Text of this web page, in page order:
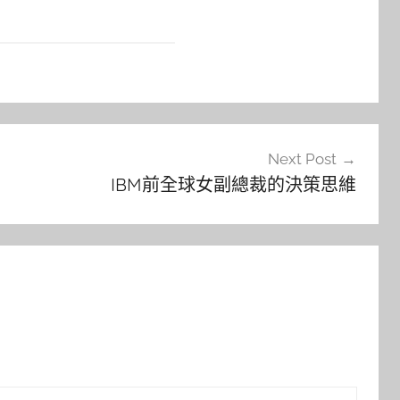
Next Post
IBM前全球女副總裁的決策思維